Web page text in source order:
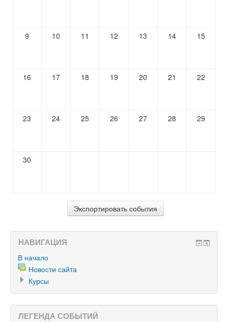
9 10 11 12 13 14 15
16 17 18 19 20 21 22
23 24 25 26 27 28 29
30
НАВИГАЦИЯ
В начало
Новости сайта
Курсы
ЛЕГЕНДА СОБЫТИЙ